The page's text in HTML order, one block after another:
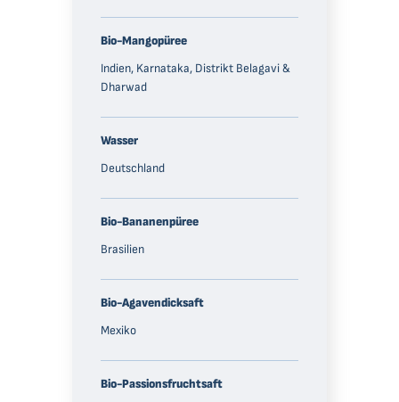
Bio-Mangopüree
Indien, Karnataka, Distrikt Belagavi &
Dharwad
Wasser
Deutschland
Bio-Bananenpüree
Brasilien
Bio-Agavendicksaft
Mexiko
Bio-Passionsfruchtsaft